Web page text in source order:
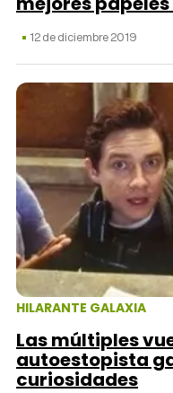
12 de diciembre 2019
HILARANTE GALAXIA
Las múltiples
autoestopista
curiosidades